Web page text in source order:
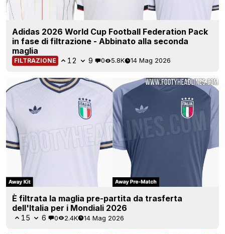
Adidas 2026 World Cup Football Federation Pack
in fase di filtrazione - Abbinato alla seconda
maglia
FILTRAZIONE 12 9 0 5.8K 14 Mag 2026
È filtrata la maglia pre-partita da trasferta
dell'Italia per i Mondiali 2026
15 6 0 2.4K 14 Mag 2026